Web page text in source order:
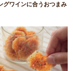
グワインに合うおつまみ